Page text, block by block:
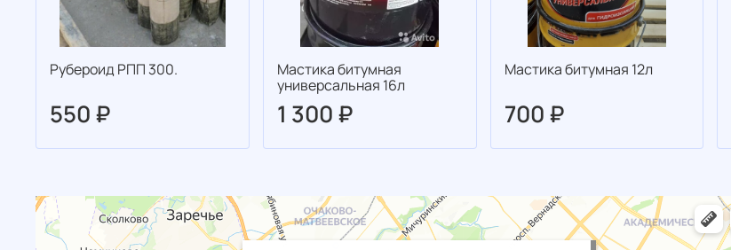
Рубероид РПП 300.
550 ₽
Мастика битумная
универсальная 16л
1 300 ₽
Мастика битумная 12л
700 ₽